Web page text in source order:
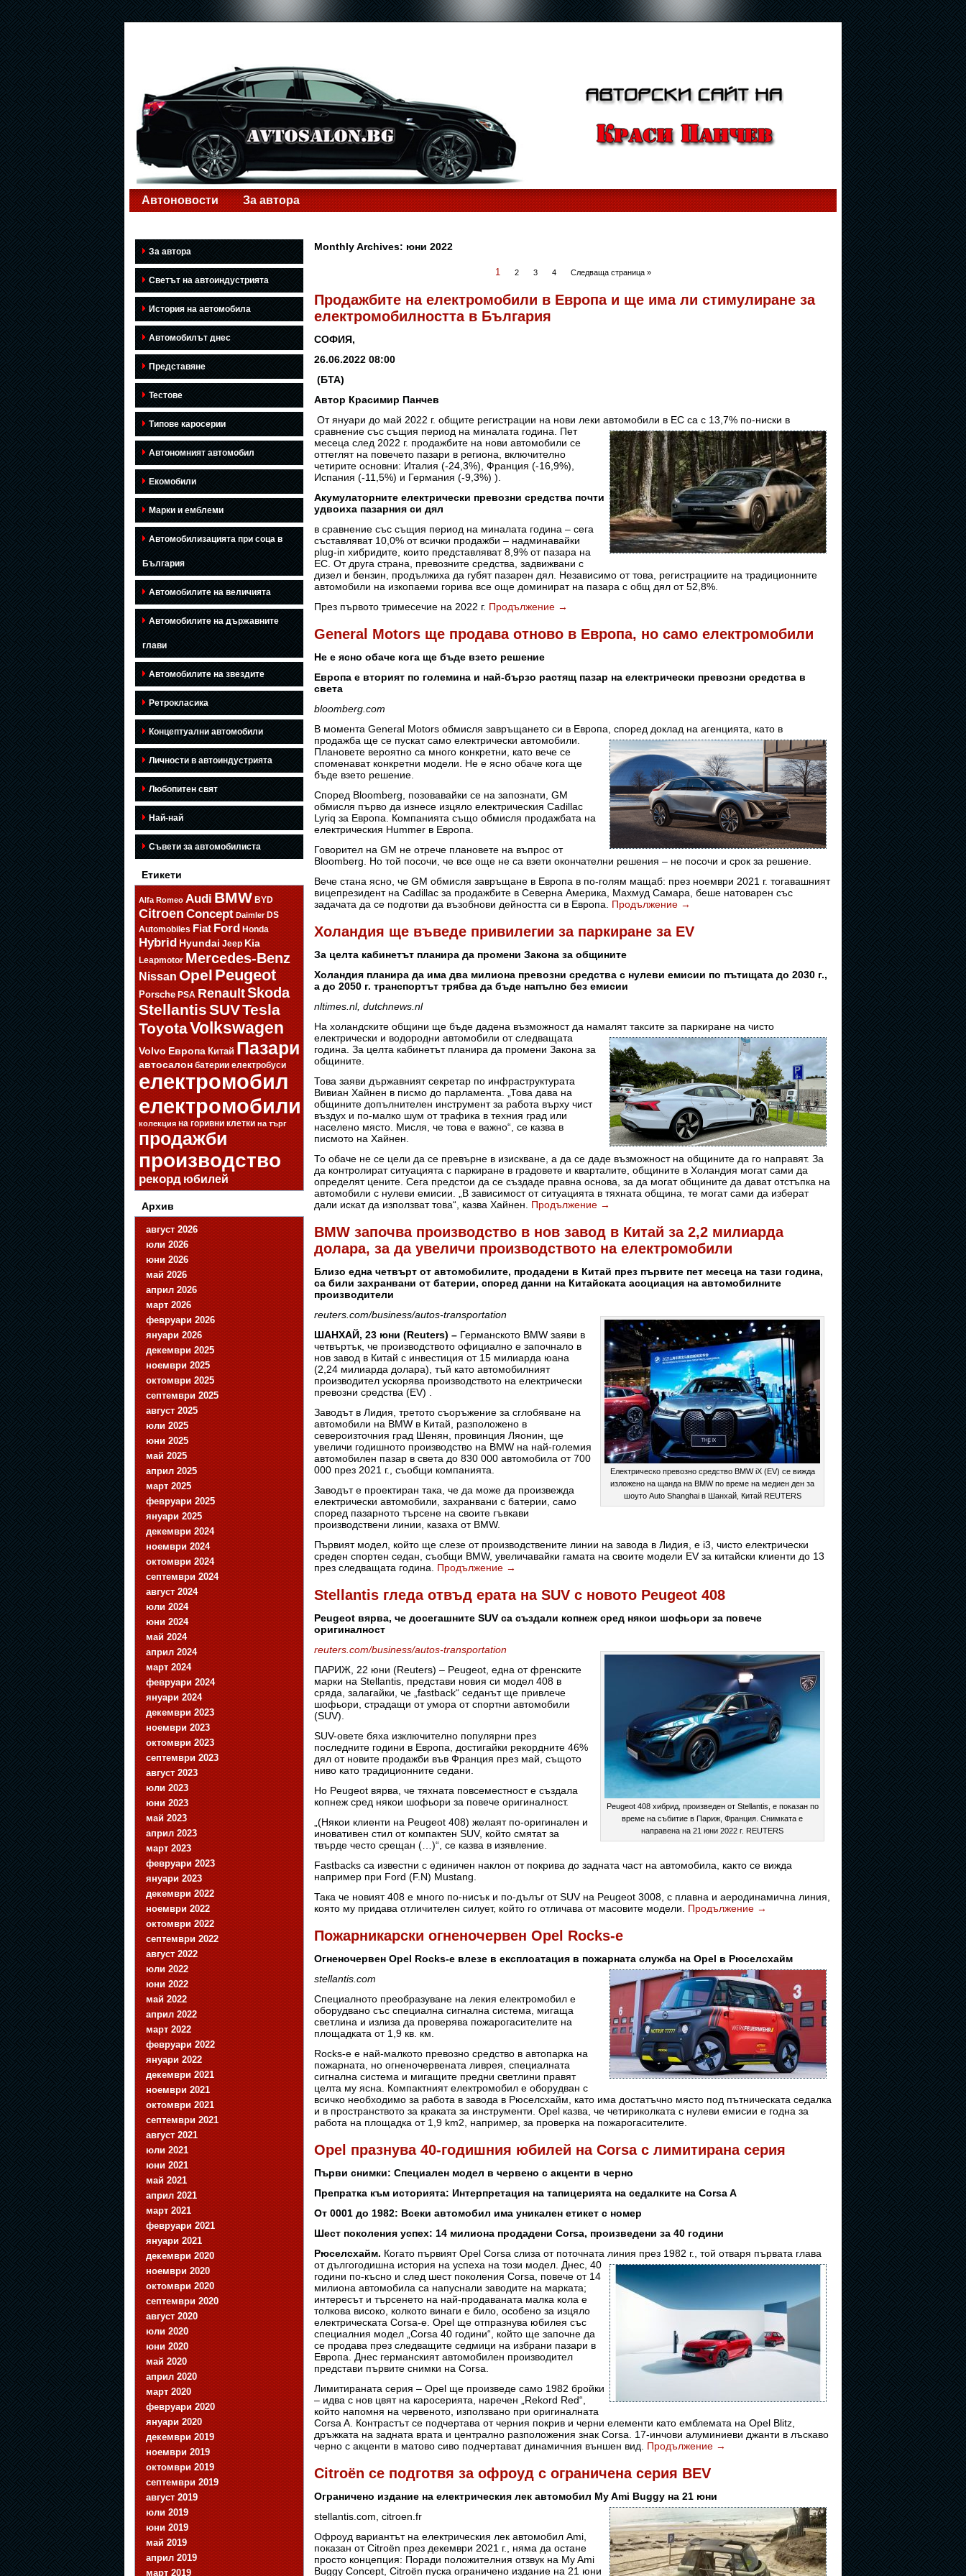
Автоновости За автора
За автора
Светът на автоиндустрията
История на автомобила
Автомобилът днес
Представяне
Тестове
Типове каросерии
Автономният автомобил
Екомобили
Марки и емблеми
Автомобилизацията при соца в
България
Автомобилите на величията
Автомобилите на държавните
глави
Автомобилите на звездите
Ретрокласика
Концептуални автомобили
Личности в автоиндустрията
Любопитен свят
Най-най
Съвети за автомобилиста
Етикети
Alfa Romeo Audi BMW BYD
Citroen Concept Daimler DS
Automobiles Fiat Ford Honda
HybridHyundai Jeep Kia
Leapmotor Mercedes-Benz
Nissan Opel Peugeot
Porsche PSA RenaultSkoda
StellantisSUVTesla
ToyotaVolkswagen
Volvo Европа Китай Пазари
автосалон батерии електробуси
електромобил
електромобили
колекция на горивни клетки на търг
продажби
производство
рекорд юбилей
Архив
август 2026
юли 2026
юни 2026
май 2026
април 2026
март 2026
февруари 2026
януари 2026
декември 2025
ноември 2025
октомври 2025
септември 2025
август 2025
юли 2025
юни 2025
май 2025
април 2025
март 2025
февруари 2025
януари 2025
декември 2024
ноември 2024
октомври 2024
септември 2024
август 2024
юли 2024
юни 2024
май 2024
април 2024
март 2024
февруари 2024
януари 2024
декември 2023
ноември 2023
октомври 2023
септември 2023
август 2023
юли 2023
юни 2023
май 2023
април 2023
март 2023
февруари 2023
януари 2023
декември 2022
ноември 2022
октомври 2022
септември 2022
август 2022
юли 2022
юни 2022
май 2022
април 2022
март 2022
февруари 2022
януари 2022
декември 2021
ноември 2021
октомври 2021
септември 2021
август 2021
юли 2021
юни 2021
май 2021
април 2021
март 2021
февруари 2021
януари 2021
декември 2020
ноември 2020
октомври 2020
септември 2020
август 2020
юли 2020
юни 2020
май 2020
април 2020
март 2020
февруари 2020
януари 2020
декември 2019
ноември 2019
октомври 2019
септември 2019
август 2019
юли 2019
юни 2019
май 2019
април 2019
март 2019
Monthly Archives: юни 2022
1 2 3 4 Следваща страница »
Продажбите на електромобили в Европа и ще има ли стимулиране за
електромобилността в България
СОФИЯ,
26.06.2022 08:00
(БТА)
Автор Красимир Панчев
От януари до май 2022 г. общите регистрации на нови леки автомобили в ЕС са с 13,7% по-ниски в
сравнение със същия период на миналата година. Пет
месеца след 2022 г. продажбите на нови автомобили се
оттеглят на повечето пазари в региона, включително
четирите основни: Италия (-24,3%), Франция (-16,9%),
Испания (-11,5%) и Германия (-9,3%) ).
Акумулаторните електрически превозни средства почти
удвоиха пазарния си дял
в сравнение със същия период на миналата година – сега
съставляват 10,0% от всички продажби – надминавайки
plug-in хибридите, които представляват 8,9% от пазара на
ЕС. От друга страна, превозните средства, задвижвани с
дизел и бензин, продължиха да губят пазарен дял. Независимо от това, регистрациите на традиционните
автомобили на изкопаеми горива все още доминират на пазара с общ дял от 52,8%.
През първото тримесечие на 2022 г. Продължение →
General Motors ще продава отново в Европа, но само електромобили
Не е ясно обаче кога ще бъде взето решение
Европа е вторият по големина и най-бързо растящ пазар на електрически превозни средства в
света
bloomberg.com
В момента General Motors обмисля завръщането си в Европа, според доклад на агенцията, като в
продажба ще се пускат само електрически автомобили.
Плановете вероятно са много конкретни, като вече се
споменават конкретни модели. Не е ясно обаче кога ще
бъде взето решение.
Според Bloomberg, позовавайки се на запознати, GM
обмисля първо да изнесе изцяло електрическия Cadillac
Lyriq за Европа. Компанията също обмисля продажбата на
електрическия Hummer в Европа.
Говорител на GM не отрече плановете на въпрос от
Bloomberg. Но той посочи, че все още не са взети окончателни решения – не посочи и срок за решение.
Вече стана ясно, че GM обмисля завръщане в Европа в по-голям мащаб: през ноември 2021 г. тогавашният
вицепрезидент на Cadillac за продажбите в Северна Америка, Махмуд Самара, беше натоварен със
задачата да се подготви да възобнови дейността си в Европа. Продължение →
Холандия ще въведе привилегии за паркиране за EV
За целта кабинетът планира да промени Закона за общините
Холандия планира да има два милиона превозни средства с нулеви емисии по пътищата до 2030 г.,
а до 2050 г. транспортът трябва да бъде напълно без емисии
nltimes.nl, dutchnews.nl
На холандските общини ще бъде дадена възможност да намалят таксите за паркиране на чисто
електрически и водородни автомобили от следващата
година. За целта кабинетът планира да промени Закона за
общините.
Това заяви държавният секретар по инфраструктурата
Вивиан Хайнен в писмо до парламента. „Това дава на
общините допълнителен инструмент за работа върху чист
въздух и по-малко шум от трафика в техния град или
населено място. Мисля, че това е важно“, се казва в
писмото на Хайнен.
То обаче не се цели да се превърне в изискване, а да се даде възможност на общините да го направят. За
да контролират ситуацията с паркиране в градовете и кварталите, общините в Холандия могат сами да
определят цените. Сега предстои да се създаде правна основа, за да могат общините да дават отстъпка на
автомобили с нулеви емисии. „В зависимост от ситуацията в тяхната община, те могат сами да изберат
дали искат да използват това“, казва Хайнен. Продължение →
BMW започва производство в нов завод в Китай за 2,2 милиарда
долара, за да увеличи производството на електромобили
Близо една четвърт от автомобилите, продадени в Китай през първите пет месеца на тази година,
са били захранвани от батерии, според данни на Китайската асоциация на автомобилните
производители
Електрическо превозно средство BMW iX (EV) се вижда
изложено на щанда на BMW по време на медиен ден за
шоуто Auto Shanghai в Шанхай, Китай REUTERS
reuters.com/business/autos-transportation
ШАНХАЙ, 23 юни (Reuters) – Германското BMW заяви в
четвъртък, че производството официално е започнало в
нов завод в Китай с инвестиция от 15 милиарда юана
(2,24 милиарда долара), тъй като автомобилният
производител ускорява производството на електрически
превозни средства (EV) .
Заводът в Лидия, третото съоръжение за сглобяване на
автомобили на BMW в Китай, разположено в
североизточния град Шенян, провинция Ляонин, ще
увеличи годишното производство на BMW на най-големия
автомобилен пазар в света до 830 000 автомобила от 700
000 през 2021 г., съобщи компанията.
Заводът е проектиран така, че да може да произвежда
електрически автомобили, захранвани с батерии, само
според пазарното търсене на своите гъвкави
производствени линии, казаха от BMW.
Първият модел, който ще слезе от производствените линии на завода в Лидия, е i3, чисто електрически
среден спортен седан, съобщи BMW, увеличавайки гамата на своите модели EV за китайски клиенти до 13
през следващата година. Продължение →
Stellantis гледа отвъд ерата на SUV с новото Peugeot 408
Peugeot вярва, че досегашните SUV са създали копнеж сред някои шофьори за повече
оригиналност
Peugeot 408 хибрид, произведен от Stellantis, е показан по
време на събитие в Париж, Франция. Снимката е
направена на 21 юни 2022 г. REUTERS
reuters.com/business/autos-transportation
ПАРИЖ, 22 юни (Reuters) – Peugeot, една от френските
марки на Stellantis, представи новия си модел 408 в
сряда, залагайки, че „fastback“ седанът ще привлече
шофьори, страдащи от умора от спортни автомобили
(SUV).
SUV-овете бяха изключително популярни през
последните години в Европа, достигайки рекордните 46%
дял от новите продажби във Франция през май, същото
ниво като традиционните седани.
Но Peugeot вярва, че тяхната повсеместност е създала
копнеж сред някои шофьори за повече оригиналност.
„(Някои клиенти на Peugeot 408) желаят по-оригинален и
иновативен стил от компактен SUV, който смятат за
твърде често срещан (…)“, се казва в изявление.
Fastbacks са известни с единичен наклон от покрива до задната част на автомобила, както се вижда
например при Ford (F.N) Mustang.
Така че новият 408 е много по-нисък и по-дълъг от SUV на Peugeot 3008, с плавна и аеродинамична линия,
която му придава отличителен силует, който го отличава от масовите модели. Продължение →
Пожарникарски огненочервен Opel Rocks-e
Огненочервен Opel Rocks-e влезе в експлоатация в пожарната служба на Opel в Рюселсхайм
stellantis.com
Специалното преобразуване на лекия електромобил е
оборудвано със специална сигнална система, мигаща
светлина и излиза да проверява пожарогасителите на
площадката от 1,9 кв. км.
Rocks-e е най-малкото превозно средство в автопарка на
пожарната, но огненочервената ливрея, специалната
сигнална система и мигащите предни светлини правят
целта му ясна. Компактният електромобил е оборудван с
всичко необходимо за работа в завода в Рюселсхайм, като има достатъчно място под пътническата седалка
и в пространството за краката за инструменти. Opel казва, че четириколката с нулеви емисии е годна за
работа на площадка от 1,9 km2, например, за проверка на пожарогасителите.
Opel празнува 40-годишния юбилей на Corsa с лимитирана серия
Първи снимки: Специален модел в червено с акценти в черно
Препратка към историята: Интерпретация на тапицерията на седалките на Corsa A
От 0001 до 1982: Всеки автомобил има уникален етикет с номер
Шест поколения успех: 14 милиона продадени Corsa, произведени за 40 години
Рюселсхайм. Когато първият Opel Corsa слиза от поточната линия през 1982 г., той отваря първата глава
от дългогодишна история на успеха на този модел. Днес, 40
години по-късно и след шест поколения Corsa, повече от 14
милиона автомобила са напуснали заводите на марката;
интересът и търсенето на най-продаваната малка кола е
толкова високо, колкото винаги е било, особено за изцяло
електрическата Corsa-e. Opel ще отпразнува юбилея със
специалния модел „Corsa 40 години“, който ще започне да
се продава през следващите седмици на избрани пазари в
Европа. Днес германският автомобилен производител
представи първите снимки на Corsa.
Лимитираната серия – Opel ще произведе само 1982 бройки
– идва с нов цвят на каросерията, наречен „Rekord Red“,
който напомня на червеното, използвано при оригиналната
Corsa A. Контрастът се подчертава от черния покрив и черни елементи като емблемата на Opel Blitz,
дръжката на задната врата и централно разположения знак Corsa. 17-инчови алуминиеви джанти в лъскаво
черно с акценти в матово сиво подчертават динамичния външен вид. Продължение →
Citroën се подготвя за офроуд с ограничена серия BEV
Ограничено издание на електрическия лек автомобил My Ami Buggy на 21 юни
stellantis.com, citroen.fr
Офроуд вариантът на електрическия лек автомобил Ami,
показан от Citroën през декември 2021 г., няма да остане
просто концепция: Поради положителния отзвук на My Ami
Buggy Concept, Citroën пуска ограничено издание на 21 юни